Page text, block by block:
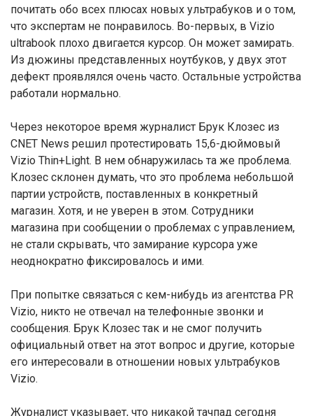
почитать обо всех плюсах новых ультрабуков и о том,
что экспертам не понравилось. Во-первых, в Vizio
ultrabook плохо двигается курсор. Он может замирать.
Из дюжины представленных ноутбуков, у двух этот
дефект проявлялся очень часто. Остальные устройства
работали нормально.
Через некоторое время журналист Брук Клозес из
CNET News решил протестировать 15,6-дюймовый
Vizio Thin+Light. В нем обнаружилась та же проблема.
Клозес склонен думать, что это проблема небольшой
партии устройств, поставленных в конкретный
магазин. Хотя, и не уверен в этом. Сотрудники
магазина при сообщении о проблемах с управлением,
не стали скрывать, что замирание курсора уже
неоднократно фиксировалось и ими.
При попытке связаться с кем-нибудь из агентства PR
Vizio, никто не отвечал на телефонные звонки и
сообщения. Брук Клозес так и не смог получить
официальный ответ на этот вопрос и другие, которые
его интересовали в отношении новых ультрабуков
Vizio.
Журналист указывает, что никакой тачпад сегодня